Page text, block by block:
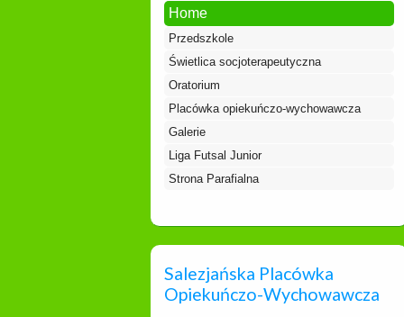
Home
Przedszkole
Świetlica socjoterapeutyczna
Oratorium
Placówka opiekuńczo-wychowawcza
Galerie
Liga Futsal Junior
Strona Parafialna
Salezjańska Placówka
Opiekuńczo-Wychowawcza